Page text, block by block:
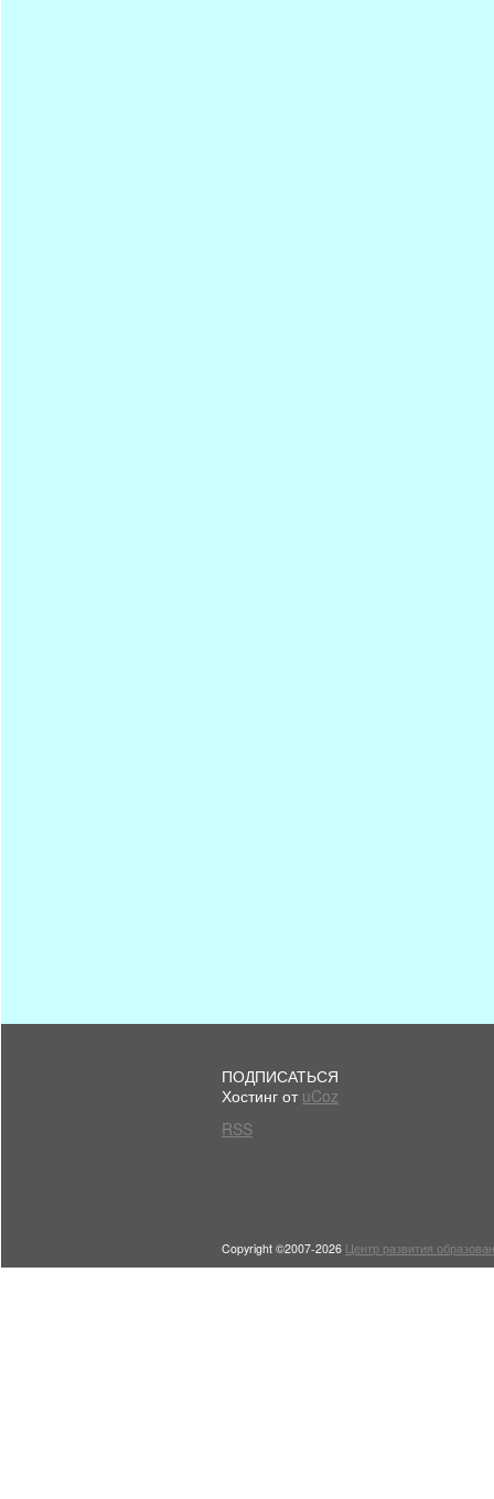
ПОДПИСАТЬСЯ
Хостинг от uCoz
RSS
Copyright ©2007-2026 Центр развития